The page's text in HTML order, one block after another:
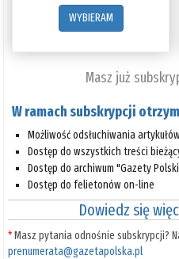
WYBIERAM
Masz już
W ramach subskrypcji
Możliwość odsłuchiwania
Dostęp do wszystkich treści
Dostęp do archiwum "Gazety
Dostęp do felietonów on-line
Dowiedz się
*Masz pytania odnośnie subskrypcji?
prenumerata@gazetapolska.pl